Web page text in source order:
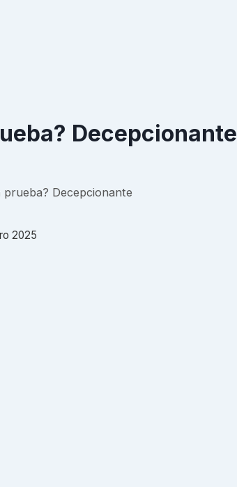
Decepcionante
Decepcionante
2025